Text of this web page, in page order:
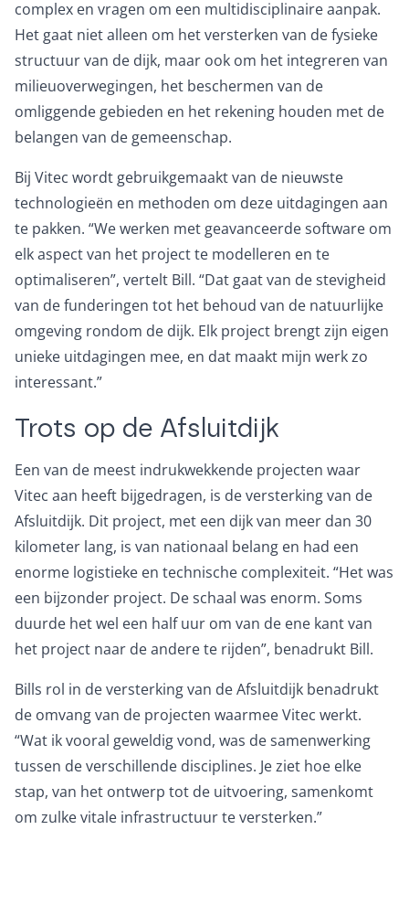
complex en vragen om een multidisciplinaire aanpak.
Het gaat niet alleen om het versterken van de fysieke
structuur van de dijk, maar ook om het integreren van
milieuoverwegingen, het beschermen van de
omliggende gebieden en het rekening houden met de
belangen van de gemeenschap.
Bij Vitec wordt gebruikgemaakt van de nieuwste
technologieën en methoden om deze uitdagingen aan
te pakken. “We werken met geavanceerde software om
elk aspect van het project te modelleren en te
optimaliseren”, vertelt Bill. “Dat gaat van de stevigheid
van de funderingen tot het behoud van de natuurlijke
omgeving rondom de dijk. Elk project brengt zijn eigen
unieke uitdagingen mee, en dat maakt mijn werk zo
interessant.”
Trots op de Afsluitdijk
Een van de meest indrukwekkende projecten waar
Vitec aan heeft bijgedragen, is de versterking van de
Afsluitdijk. Dit project, met een dijk van meer dan 30
kilometer lang, is van nationaal belang en had een
enorme logistieke en technische complexiteit. “Het was
een bijzonder project. De schaal was enorm. Soms
duurde het wel een half uur om van de ene kant van
het project naar de andere te rijden”, benadrukt Bill.
Bills rol in de versterking van de Afsluitdijk benadrukt
de omvang van de projecten waarmee Vitec werkt.
“Wat ik vooral geweldig vond, was de samenwerking
tussen de verschillende disciplines. Je ziet hoe elke
stap, van het ontwerp tot de uitvoering, samenkomt
om zulke vitale infrastructuur te versterken.”